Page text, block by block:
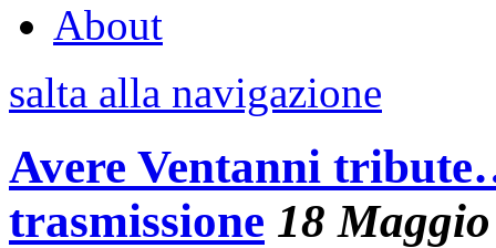
About
salta alla navigazione
Avere Ventanni
trasmissione 18